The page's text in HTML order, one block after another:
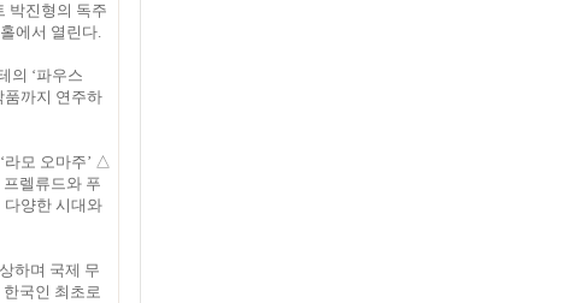
박진형의 독주
에서 열린다.
의 ‘파우스
품까지 연주하
라모 오마주’ △
렐류드와 푸
다양한 시대와
하며 국제 무
국인 최초로